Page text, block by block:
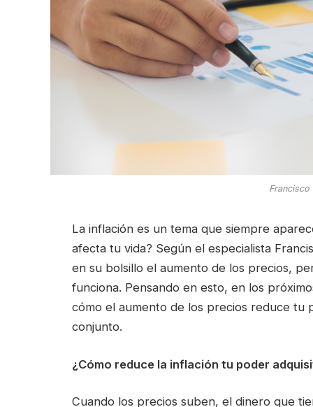
Francisco
La inflación es un tema que siempre
afecta tu vida? Según el especialista
en su bolsillo el aumento de los precios,
funciona. Pensando en esto, en los
cómo el aumento de los precios reduce tu
conjunto.
¿Cómo reduce la inflación tu poder
Cuando los precios suben, el dinero que